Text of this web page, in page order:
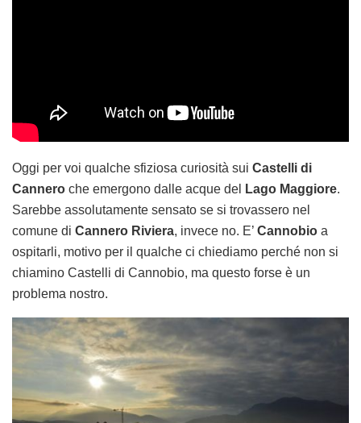
Oggi per voi qualche sfiziosa curiosità sui Castelli di
Cannero che emergono dalle acque del Lago Maggiore.
Sarebbe assolutamente sensato se si trovassero nel
comune di Cannero Riviera, invece no. E’ Cannobio a
ospitarli, motivo per il qualche ci chiediamo perché non si
chiamino Castelli di Cannobio, ma questo forse è un
problema nostro.